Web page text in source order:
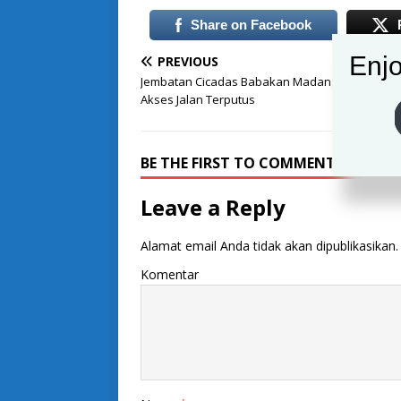
Share on Facebook
PREVIOUS
Jembatan Cicadas Babakan Madang Roboh,
Akses Jalan Terputus
BE THE FIRST TO COMMENT
Leave a Reply
Alamat email Anda tidak akan dipublikasikan.
Komentar